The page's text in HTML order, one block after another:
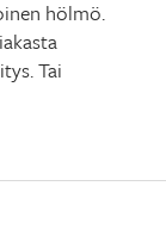
hölmö.
Tai